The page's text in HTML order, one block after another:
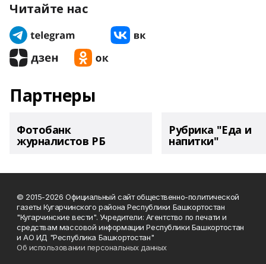
Читайте нас
Партнеры
Фотобанк
журналистов РБ
Рубрика "Еда и
напитки"
© 2015-2026 Официальный сайт общественно-политической
газеты Кугарчинского района Республики Башкортостан
"Кугарчинские вести". Учредители: Агентство по печати и
средствам массовой информации Республики Башкортостан
и АО ИД "Республика Башкортостан"
Об использовании персональных данных